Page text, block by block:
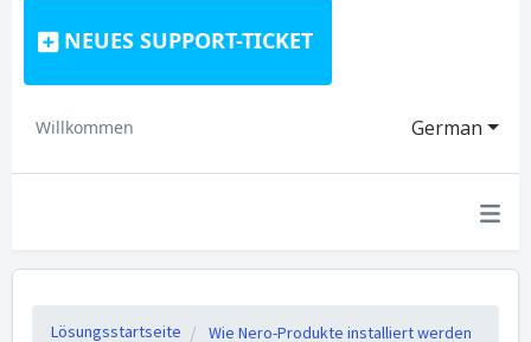
NEUES SUPPORT-TICKET
German
Willkommen
Lösungsstartseite Wie Nero-Produkte installiert werden